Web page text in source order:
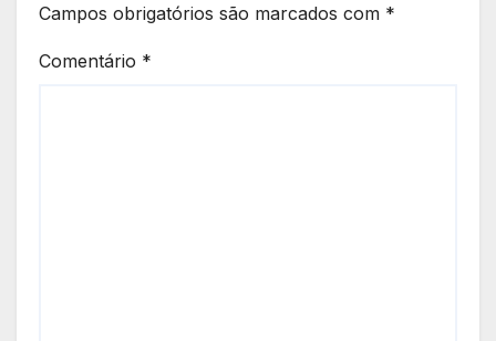
Campos obrigatórios são marcados com *
Comentário *